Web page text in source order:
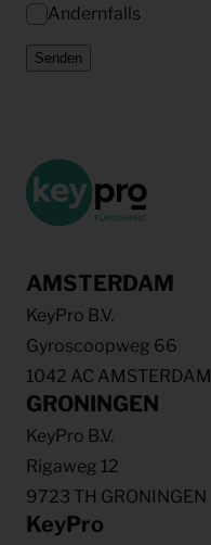
Andernfalls
Senden
AMSTERDAM
KeyPro B.V.
Gyroscoopweg 66
1042 AC AMSTERDAM
GRONINGEN
KeyPro B.V.
Rigaweg 12
9723 TH GRONINGEN
KeyPro